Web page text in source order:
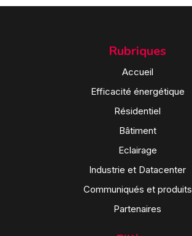
Rubriques
Accueil
Efficacité énergétique
Résidentiel
Bâtiment
Eclairage
Industrie et Datacenter
Communiqués et produits
Partenaires